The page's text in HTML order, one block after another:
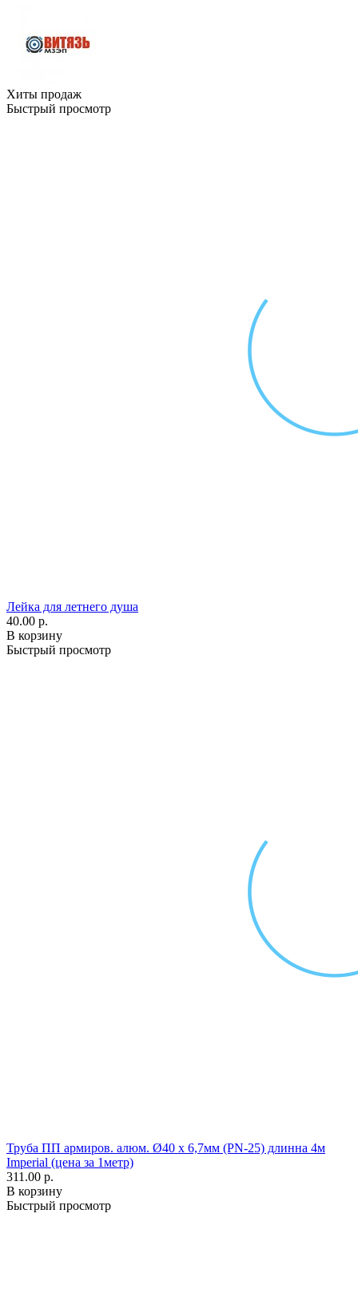
Хиты продаж
Быстрый просмотр
Лейка для летнего душа
40.00 р.
В корзину
Быстрый просмотр
Труба ПП армиров. алюм. Ø40 х 6,7мм (PN-25) длинна 4м
Imperial (цена за 1метр)
311.00 р.
В корзину
Быстрый просмотр